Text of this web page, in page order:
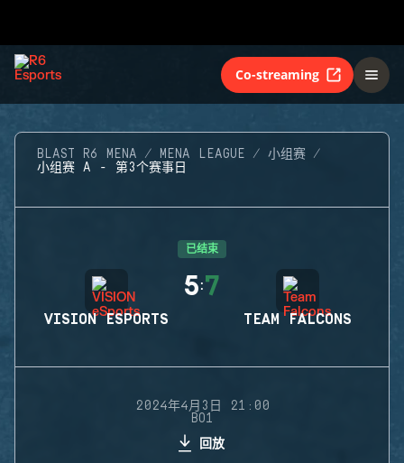
Co-streaming
BLAST R6 MENA MENA LEAGUE
小组赛
小组赛 A - 第3个赛事日
已结束
VISION ESPORTS
5:7
TEAM FALCONS
2024年4月3日 21:00
BO1
回放